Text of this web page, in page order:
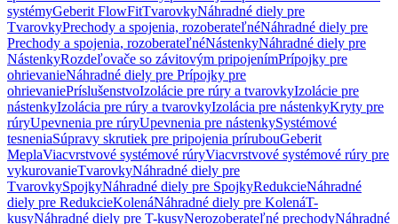
systémyGeberit FlowFitTvarovkyNáhradné diely pre
TvarovkyPrechody a spojenia, rozoberateľnéNáhradné diely pre
Prechody a spojenia, rozoberateľnéNástenkyNáhradné diely pre
NástenkyRozdeľovače so závitovým pripojenímPrípojky pre
ohrievanieNáhradné diely pre Prípojky pre
ohrievaniePríslušenstvoIzolácie pre rúry a tvarovkyIzolácie pre
nástenkyIzolácia pre rúry a tvarovkyIzolácia pre nástenkyKryty pre
rúryUpevnenia pre rúryUpevnenia pre nástenkySystémové
tesneniaSúpravy skrutiek pre pripojenia prírubouGeberit
MeplaViacvrstvové systémové rúryViacvrstvové systémové rúry pre
vykurovanieTvarovkyNáhradné diely pre
TvarovkySpojkyNáhradné diely pre SpojkyRedukcieNáhradné
diely pre RedukcieKolenáNáhradné diely pre KolenáT-
kusyNáhradné diely pre T-kusyNerozoberateľné prechodyNáhradné